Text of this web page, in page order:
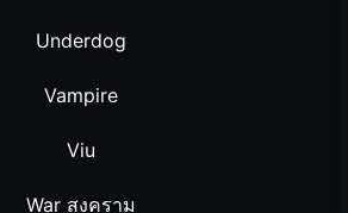
Underdog
Vampire
Viu
War สงคราม